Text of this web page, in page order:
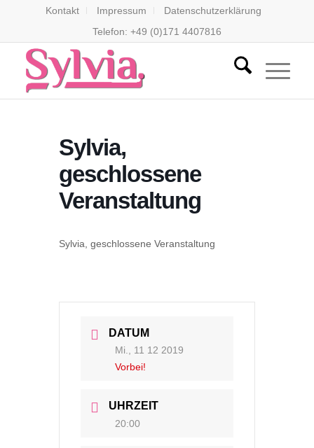
Kontakt Impressum
Datenschutzerklärung
Telefon: +49 (0)171 4407816
Sylvia,
geschlossene
Veranstaltung
Sylvia, geschlossene Veranstaltung
DATUM
Mi., 11 12 2019
Vorbei!
UHRZEIT
20:00